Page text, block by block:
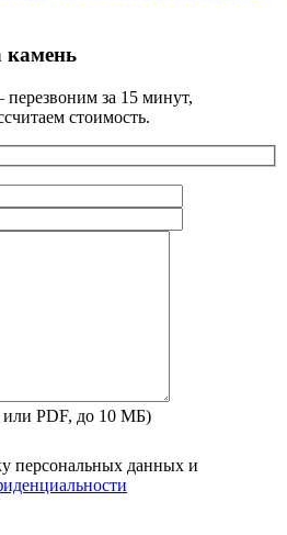
камень
за 15 минут,
стоимость.
или PDF, до 10 МБ)
персональных данных и